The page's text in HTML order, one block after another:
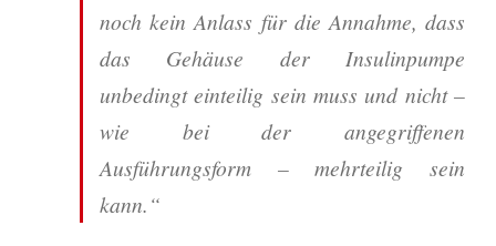
noch kein Anlass für die Annahme, dass
das Gehäuse der Insulinpumpe
unbedingt einteilig sein muss und nicht –
wie bei der angegriffenen
Ausführungsform – mehrteilig sein
kann.“